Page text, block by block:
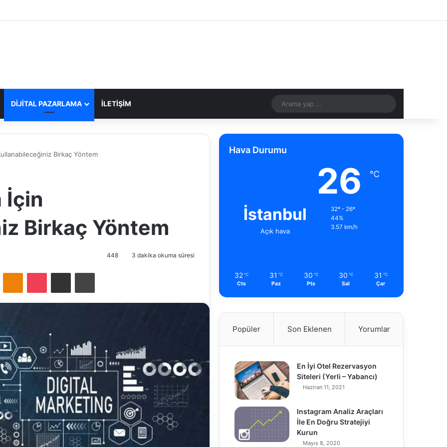
DIJITAL PAZARLAMA İLETIŞIM Rastgele Makale
yap
Birkaç Yöntem
İçin
Birkaç Yöntem
448 3 dakika okuma süresi
Odnoklassniki
Pocket E-Posta ile paylaş Yazdır
Hava Durumu
İstanbul
Açık hava
26 ℃
32º - 26º
44%
3.57 km/h
32 ℃
Cts
31 ℃
Paz
30 ℃
Pts
30 ℃
Sal
31 ℃
Çar
Popüler Son Eklenen Yorumlar
En İyi Otel Rezervasyon
Siteleri (Yerli – Yabancı)
Haziran 11, 2021
Instagram Analiz Araçları
İle En Doğru Stratejiyi
Kurun
Mayıs 8, 2020